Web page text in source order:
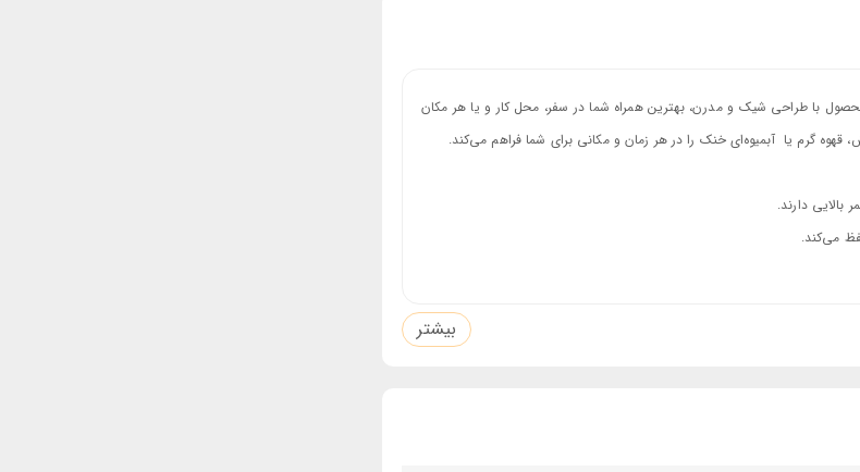
شما این محصول با طراحی شیک و مدرن، بهترین همراه شما در سفر، محل کار و یا هر مکان
بیشتر